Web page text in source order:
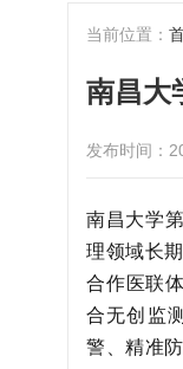
当前位置：
南昌大
发布时间：
南昌大学
理领域长
合作医联
合无创监
警、精准